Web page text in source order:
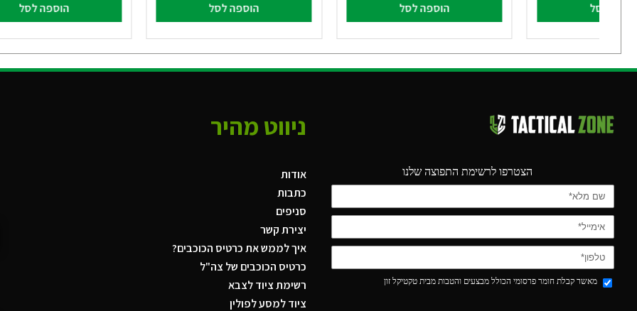
לסל הוספה לסל הוספה לסל הוספה לסל
הצטרפו לרשימת התפוצה שלנו
מאשר קבלת חומר פרסומי הכולל מבצעים והטבות מבית טקטיקל זון
ניווט מהיר
אודות
כתבות
סניפים
יצירת קשר
איך לממש את כרטיס הכוכבים?
כרטיס הכוכבים של צה"ל
רשימת ציוד לצבא
ציוד למסע לפולין